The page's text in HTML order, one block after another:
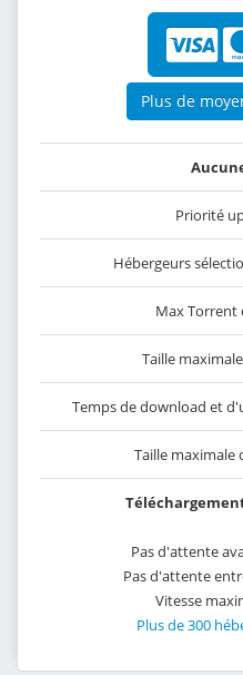
Plus de
Priorité
Hébergeurs
Max Torrent
Taille
Temps de download et
Taille maximale
Pas d'attente
Pas d'attente
Vitesse
Plus de 300